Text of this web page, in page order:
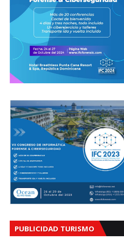
PUBLICIDAD TURISMO